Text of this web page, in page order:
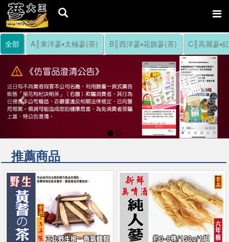
Previous
全部 A║東洋蔘▪太極蔘(茶) B║西洋蔘▪花旗蔘(茶) C║高麗蔘▪
推薦商品